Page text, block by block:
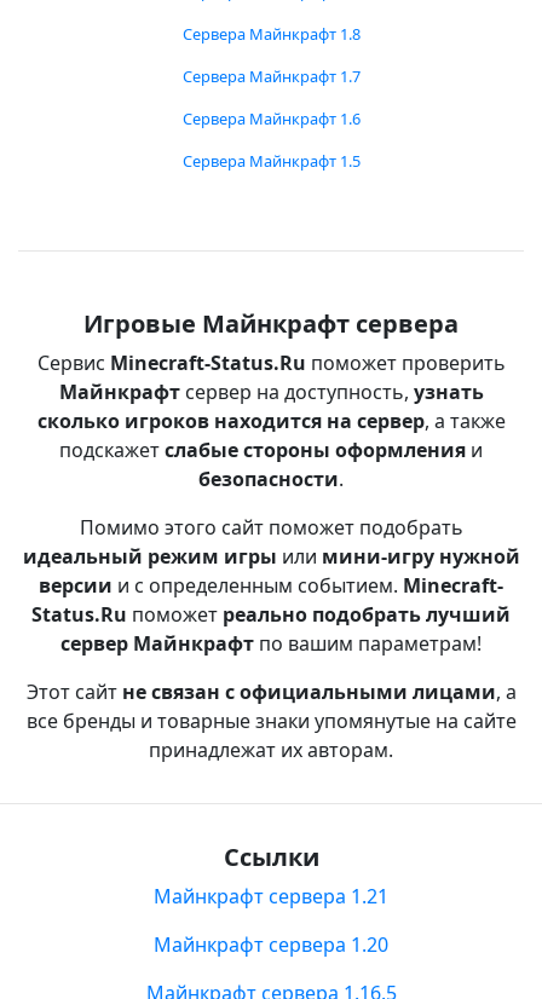
Сервера Майнкрафт 1.8
Сервера Майнкрафт 1.7
Сервера Майнкрафт 1.6
Сервера Майнкрафт 1.5
Игровые Майнкрафт сервера
Сервис Minecraft-Status.Ru поможет проверить
Майнкрафтсервер на доступность, узнать
сколько игроков находится на сервер, а также
подскажетслабые стороны оформления и
безопасности.
Помимо этого сайт поможет подобрать
идеальный режим игры или мини-игру нужной
версии и с определенным событием. Minecraft-
Status.Ru поможет реально подобрать лучший
сервер Майнкрафт по вашим параметрам!
Этот сайт не связан с официальными лицами, а
все бренды и товарные знаки упомянутые на сайте
принадлежат их авторам.
Ссылки
Майнкрафт сервера 1.21
Майнкрафт сервера 1.20
Майнкрафт сервера 1.16.5